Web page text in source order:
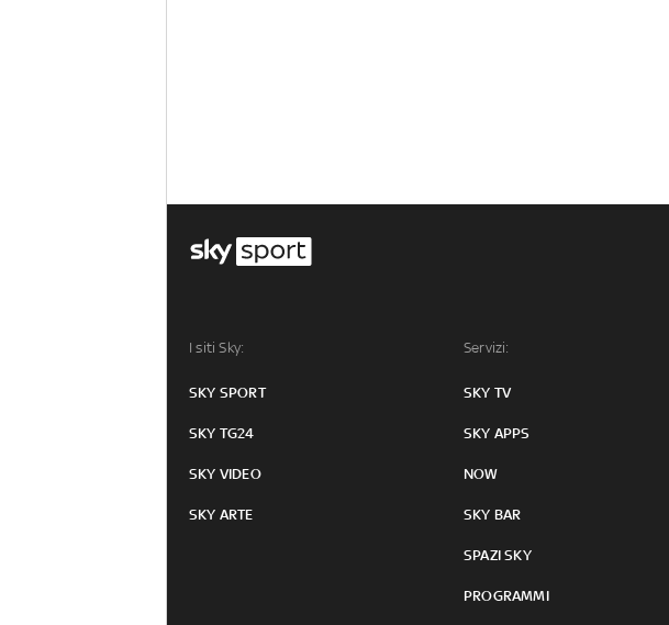
I siti Sky:
SKY SPORT
SKY TG24
SKY VIDEO
SKY ARTE
Servizi:
SKY TV
SKY APPS
NOW
SKY BAR
SPAZI SKY
PROGRAMMI